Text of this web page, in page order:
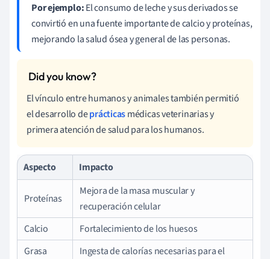
Por ejemplo:El consumo de leche y sus derivados se
convirtió en una fuente importante de calcio y proteínas,
mejorando la salud ósea y general de las personas.
El vínculo entre humanos y animales también permitió
el desarrollo deprácticasmédicas veterinarias y
primera atención de salud para los humanos.
Aspecto Impacto
Proteínas
Mejora de la masa muscular y
recuperación celular
Calcio
Fortalecimiento de los huesos
Grasa
Ingesta de calorías necesarias para el